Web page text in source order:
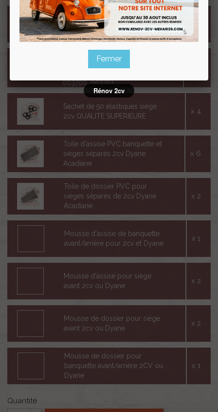
Corde à piano 570mm pour
toile dossier ref 467 et 003699
toile assise ref 000466,
003700, 003701
Sachet de 50 elastiques siege
2cv QUALITE SUPERIEURE
x 4
Toile d'assise PVC banquette et
sièges séparés 2cv Dyane
Acadiane
x 6
Toile de dossier PVC pour
sièges séparés de 2cv Dyane
Acadiane
x 2
Mousse d'assise de banquette
avant/arrière pour 2cv et Dyane
x 1
Mousse d'assise pour siège
avant 2cv ou Dyane
x 2
Mousse de dossier pour siège
avant 2cv ou Dyane
x 2
Mousse de dossier pour
banquette avant/arrière 2CV ou
Dyane
x 1
Quantité
Fermer
Rénov 2cv